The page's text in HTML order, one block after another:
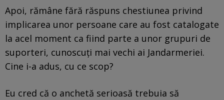
Apoi, rămâne fără răspuns chestiunea privind
implicarea unor persoane care au fost catalogate
la acel moment ca fiind parte a unor grupuri de
suporteri, cunoscuți mai vechi ai Jandarmeriei.
Cine i-a adus, cu ce scop?
Eu cred că o anchetă serioasă trebuia să